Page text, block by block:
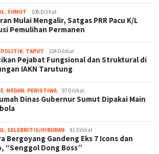
, SUMUT 106 Dilihat
Mulai Mengalir, Satgas PRR Pacu K/L
Pemulihan Permanen
POLITIK, TAPUT 104 Dilihat
Pejabat Fungsional dan Struktural di
IAKN Tarutung
, MEDAN, PERISTIWA 97 Dilihat
Dinas Gubernur Sumut Dipakai Main
, SELEBRITIS/HIBURAN 81 Dilihat
Bergoyang Gandeng Eks 7 Icons dan
“Senggol Dong Boss”